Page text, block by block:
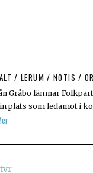
/ LERUM / NOTIS /
Gråbo lämnar
plats som ledamot i